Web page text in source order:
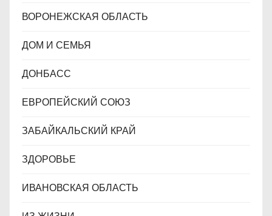
ВОРОНЕЖСКАЯ ОБЛАСТЬ
ДОМ И СЕМЬЯ
ДОНБАСС
ЕВРОПЕЙСКИЙ СОЮЗ
ЗАБАЙКАЛЬСКИЙ КРАЙ
ЗДОРОВЬЕ
ИВАНОВСКАЯ ОБЛАСТЬ